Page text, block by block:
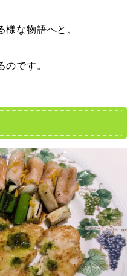
な物語へと、
のです。